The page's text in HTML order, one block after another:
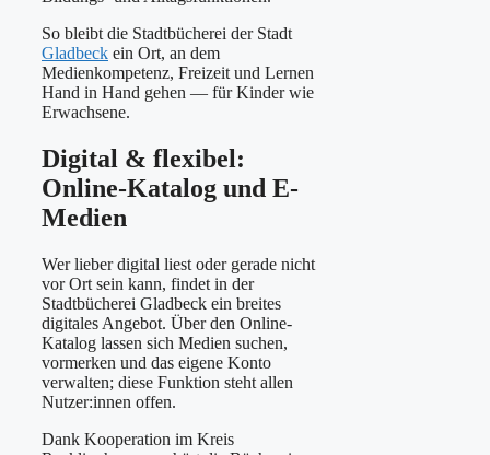
So bleibt die Stadtbücherei der Stadt
Gladbeck ein Ort, an dem
Medienkompetenz, Freizeit und Lernen
Hand in Hand gehen — für Kinder wie
Erwachsene.
Digital & flexibel:
Online-Katalog und E-
Medien
Wer lieber digital liest oder gerade nicht
vor Ort sein kann, findet in der
Stadtbücherei Gladbeck ein breites
digitales Angebot. Über den Online-
Katalog lassen sich Medien suchen,
vormerken und das eigene Konto
verwalten; diese Funktion steht allen
Nutzer:innen offen.
Dank Kooperation im Kreis